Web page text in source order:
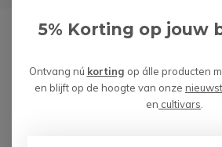
Garantie Géén
Heb je een vraag over
5% Korting op jouw
Ontvang nú korting op álle producten
en blijft op de hoogte van onze
en cultivars